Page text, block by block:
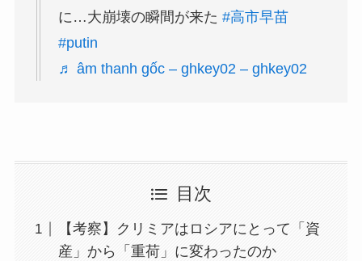
に…大崩壊の瞬間が来た #高市早苗
#putin
♬ âm thanh gốc – ghkey02 – ghkey02
目次
【考察】クリミアはロシアにとって「資
産」から「重荷」に変わったのか